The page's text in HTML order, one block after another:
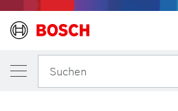
Suchen
DEINE AUSGEWÄHLTE VARIANTE
Wood Razor Carbide-